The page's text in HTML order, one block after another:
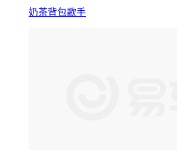
奶茶背包歌手